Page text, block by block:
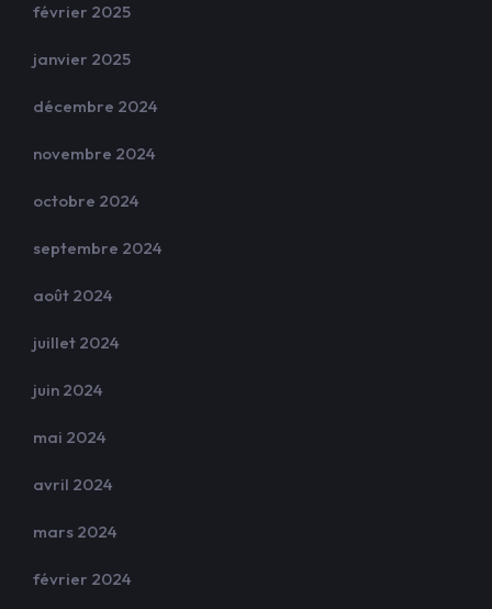
février 2025
janvier 2025
décembre 2024
novembre 2024
octobre 2024
septembre 2024
août 2024
juillet 2024
juin 2024
mai 2024
avril 2024
mars 2024
février 2024